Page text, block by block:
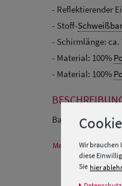
- Reflektierender
- Stoff-
- Schirmlänge: ca.
- Material: 100%
- Material: 100%
Baseball-Cap
Mehr
Wir brauchen
diese
Sie hier